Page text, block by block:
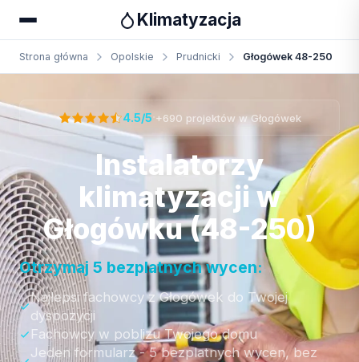
Klimatyzacja
Strona główna Opolskie Prudnicki Głogówek 48-250
Otrzymaj bezpłatną wycenę
4.5/5 +690 projektów w Głogówek
Instalatorzy
klimatyzacji w
Głogówku (48-250)
Otrzymaj 5 bezplatnych wycen:
Najlepsi fachowcy z Głogówek do Twojej
dyspozycji
Fachowcy w poblizu Twojego domu
Jeden formularz - 5 bezplatnych wycen, bez